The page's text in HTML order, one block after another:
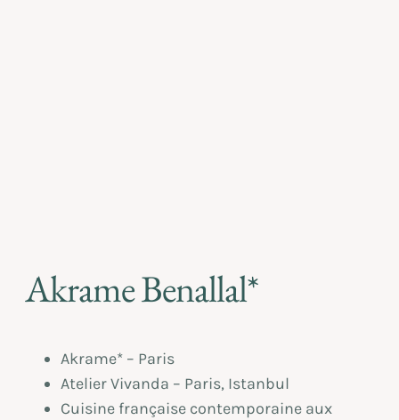
Akrame Benallal*
Akrame* – Paris
Atelier Vivanda – Paris, Istanbul
Cuisine française contemporaine aux